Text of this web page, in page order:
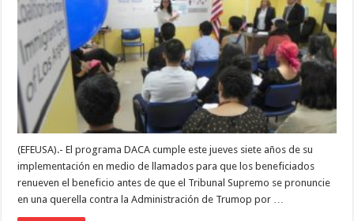
(EFEUSA).- El programa DACA cumple este jueves siete años de su
implementación en medio de llamados para que los beneficiados
renueven el beneficio antes de que el Tribunal Supremo se pronuncie
en una querella contra la Administración de Trumop por …